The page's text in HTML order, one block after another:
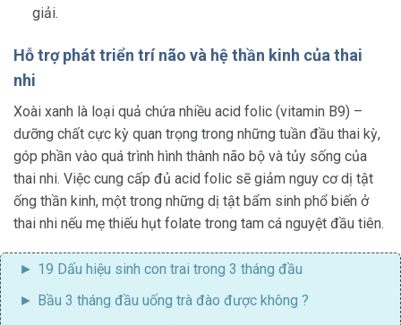
giải.
Hỗ trợ phát triển trí não và hệ thần kinh của thai
nhi
Xoài xanh là loại quả chứa nhiều acid folic (vitamin B9) –
dưỡng chất cực kỳ quan trọng trong những tuần đầu thai kỳ,
góp phần vào quá trình hình thành não bộ và tủy sống của
thai nhi. Việc cung cấp đủ acid folic sẽ giảm nguy cơ dị tật
ống thần kinh, một trong những dị tật bẩm sinh phổ biến ở
thai nhi nếu mẹ thiếu hụt folate trong tam cá nguyệt đầu tiên.
19 Dấu hiệu sinh con trai trong 3 tháng đầu
Bầu 3 tháng đầu uống trà đào được không ?